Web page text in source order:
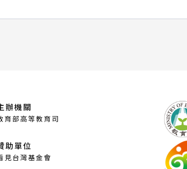
辦機關
育部高等教育司
助單位
見台灣基金會